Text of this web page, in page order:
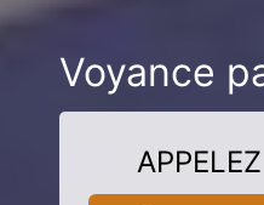
Voyance